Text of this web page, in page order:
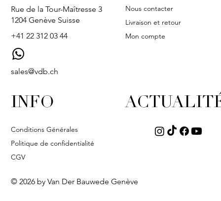
Rue de la Tour-Maîtresse 3
1204 Genève Suisse
+41 22 312 03 44
sales@vdb.ch
Nous contacter
Livraison et retour
Mon compte
INFO
Conditions Générales
Politique de confidentialité
CGV
© 2026 by Van Der Bauwede Genève